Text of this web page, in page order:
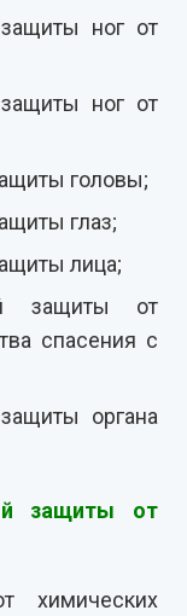
ног от
ног от
головы;
глаз;
лица;
защиты от
спасения с
органа
защиты от
химических